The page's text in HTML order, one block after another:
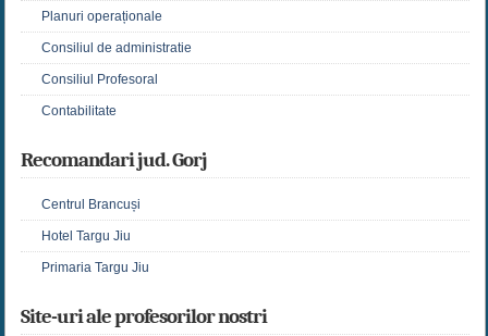
Planuri operaționale
Consiliul de administratie
Consiliul Profesoral
Contabilitate
Recomandari jud. Gorj
Centrul Brancuși
Hotel Targu Jiu
Primaria Targu Jiu
Site-uri ale profesorilor nostri